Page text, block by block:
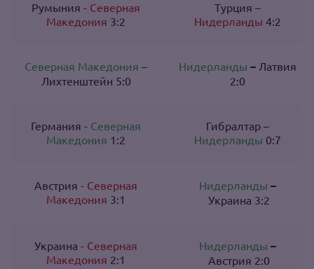
Румыния - Северная
Македония 3:2
Турция –
Нидерланды 4:2
Северная Македония –
Лихтенштейн 5:0
Нидерланды – Латвия
2:0
Германия - Северная
Македония 1:2
Гибралтар –
Нидерланды 0:7
Австрия - Северная
Македония 3:1
Нидерланды –
Украина 3:2
Украина - Северная
Македония 2:1
Нидерланды –
Австрия 2:0